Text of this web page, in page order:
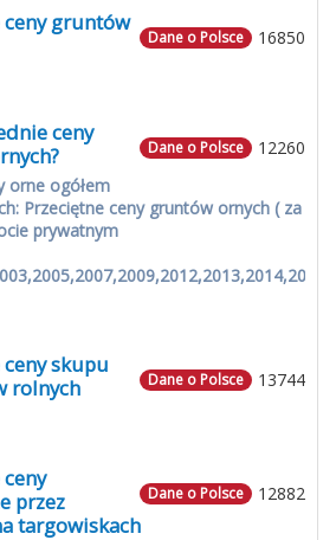
16850
Dane o Polsce
ceny gruntów
12260
Dane o Polsce
ceny
orne ogółem
Przeciętne ceny gruntów ornych ( za
prywatnym
13744
Dane o Polsce
skupu
rolnych
12882
Dane o Polsce
przez
targowiskach